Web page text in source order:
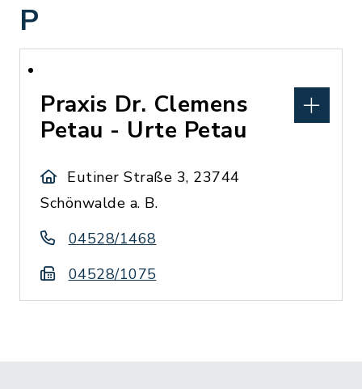
P
Praxis Dr. Clemens
Petau - Urte Petau
Eutiner Straße 3, 23744
Schönwalde a. B.
04528/1468
04528/1075